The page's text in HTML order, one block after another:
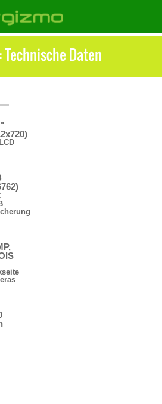
Technische Daten